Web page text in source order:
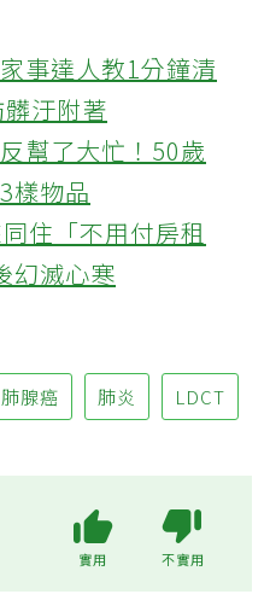
事達人教1分鐘清
汙附著
幫了大忙！50歲
樣物品
住「不用付房租
幻滅心寒
肺腺癌 肺炎 LDCT
實用 不實用